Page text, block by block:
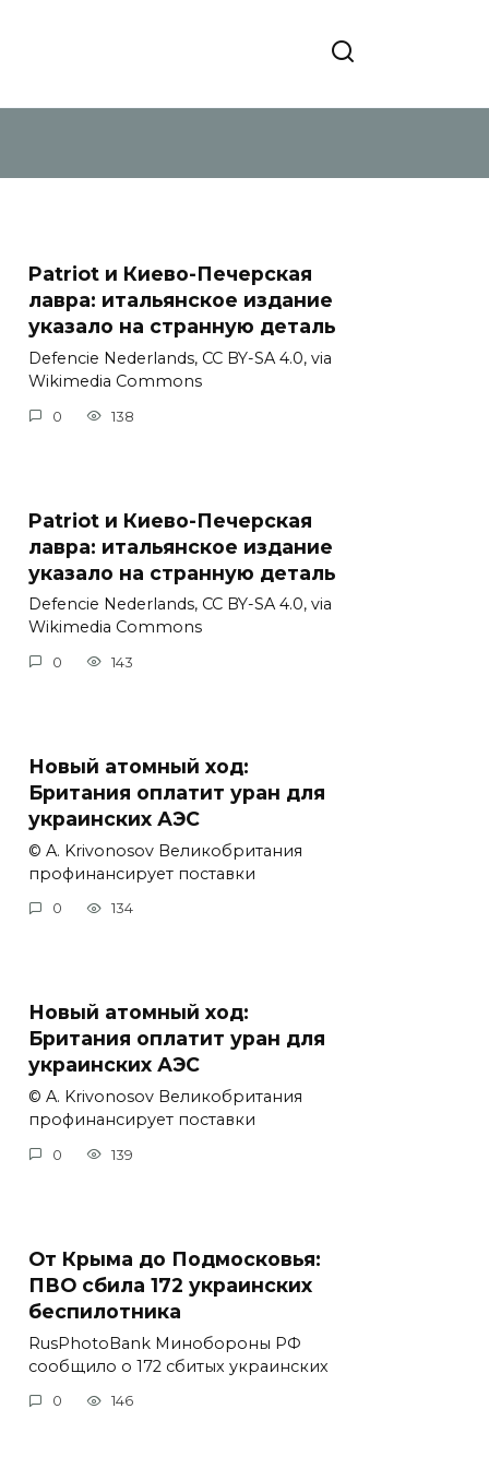
Patriot и Киево-Печерская
лавра: итальянское издание
указало на странную деталь
Defencie Nederlands, CC BY-SA 4.0, via
Wikimedia Commons
0 138
Patriot и Киево-Печерская
лавра: итальянское издание
указало на странную деталь
Defencie Nederlands, CC BY-SA 4.0, via
Wikimedia Commons
0 143
Новый атомный ход:
Британия оплатит уран для
украинских АЭС
© A. Krivonosov Великобритания
профинансирует поставки
0 134
Новый атомный ход:
Британия оплатит уран для
украинских АЭС
© A. Krivonosov Великобритания
профинансирует поставки
0 139
От Крыма до Подмосковья:
ПВО сбила 172 украинских
беспилотника
RusPhotoBank Минобороны РФ
сообщило о 172 сбитых украинских
0 146